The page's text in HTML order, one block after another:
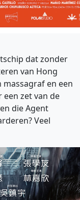
dat zonder
van Hong
en een
een zet van de
die Agent
Veel